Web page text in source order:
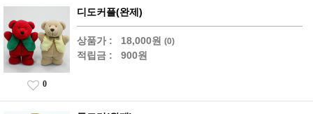
디도커플(완제)
상품가 : 18,000원 (0)
적립금 : 900원
0